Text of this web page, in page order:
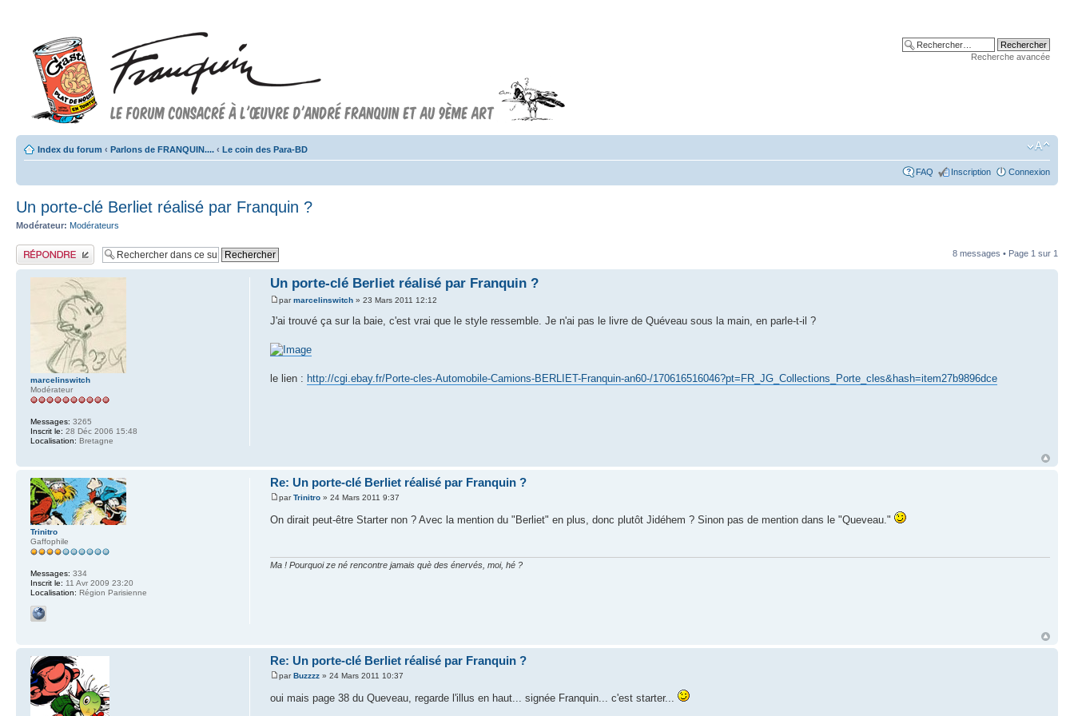
Recherche avancée
Index du forum ‹ Parlons de FRANQUIN.... ‹ Le coin des Para-BD
FAQ Inscription Connexion
Un porte-clé Berliet réalisé par Franquin ?
Modérateur: Modérateurs
Publier une réponse 8 messages • Page 1 sur 1
Un porte-clé Berliet réalisé par Franquin ?
parmarcelinswitch » 23 Mars 2011 12:12
J'ai trouvé ça sur la baie, c'est vrai que le style ressemble. Je n'ai pas le livre de Quéveau sous la main, en parle-t-il ?
le lien : http://cgi.ebay.fr/Porte-cles-Automobile-Camions-BERLIET-Franquin-an60-/170616516046?pt=FR_JG_Collections_Porte_cles&hash=item27b9896dce
marcelinswitch
Modérateur
Messages: 3265
Inscrit le: 28 Déc 2006 15:48
Localisation: Bretagne
Re: Un porte-clé Berliet réalisé par Franquin ?
parTrinitro » 24 Mars 2011 9:37
On dirait peut-être Starter non ? Avec la mention du "Berliet" en plus, donc plutôt Jidéhem ? Sinon pas de mention dans le "Queveau."
Ma ! Pourquoi ze né rencontre jamais què des énervés, moi, hé ?
Trinitro
Gaffophile
Messages: 334
Inscrit le: 11 Avr 2009 23:20
Localisation: Région Parisienne
Re: Un porte-clé Berliet réalisé par Franquin ?
parBuzzzz » 24 Mars 2011 10:37
oui mais page 38 du Queveau, regarde l'illus en haut... signée Franquin... c'est starter...